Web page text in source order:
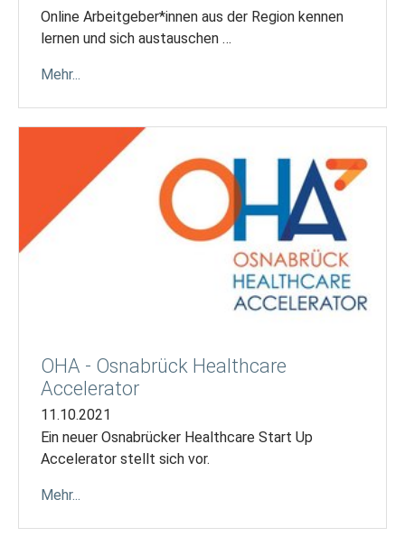
Online Arbeitgeber*innen aus der Region kennen
lernen und sich austauschen …
Mehr...
OHA - Osnabrück Healthcare
Accelerator
11.10.2021
Ein neuer Osnabrücker Healthcare Start Up
Accelerator stellt sich vor.
Mehr...